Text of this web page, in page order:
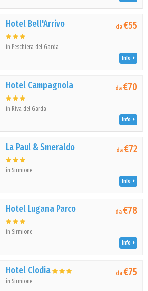
Hotel Bell'Arrivo
in Peschiera del Garda
da€55
Info
Hotel Campagnola
in Riva del Garda
da€70
Info
La Paul & Smeraldo
in Sirmione
da€72
Info
Hotel Lugana Parco
in Sirmione
da€78
Info
Hotel Clodia
in Sirmione
da€75